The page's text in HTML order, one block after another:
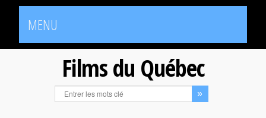
MENU
Films du Québec